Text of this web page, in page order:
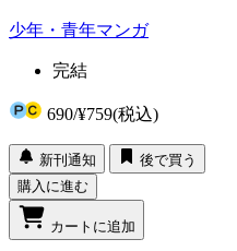
少年・青年マンガ
完結
690/¥759(税込)
新刊通知
後で買う
購入に進む
カートに追加